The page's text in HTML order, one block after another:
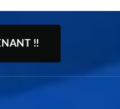
!!